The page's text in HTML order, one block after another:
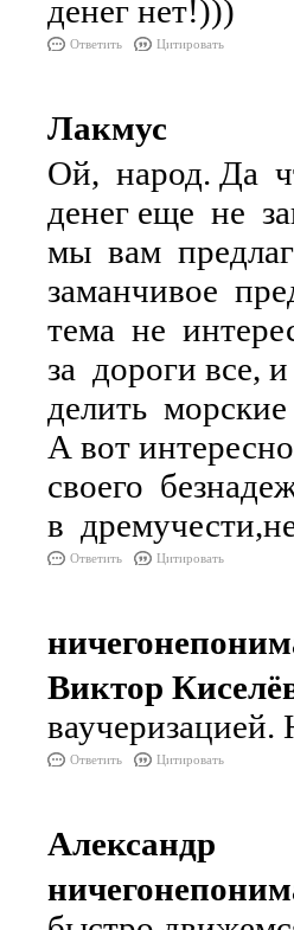
денег нет!)))
Ответить Цитировать
Лакмус
Ой, народ. Да
денег еще не
мы вам
заманчивое
тема не
за дороги все,
делить
А вот
своего
в
Ответить Цитировать
Виктор
Ответить Цитировать
Александр